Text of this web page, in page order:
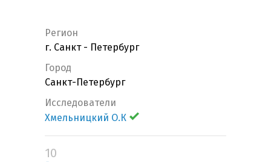
Регион
г. Санкт - Петербург
Город
Санкт-Петербург
Исследователи
Хмельницкий О.К
10